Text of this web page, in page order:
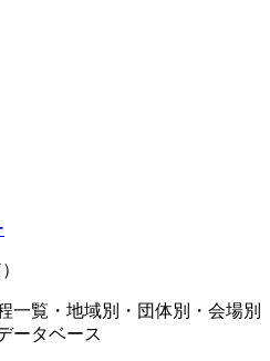
一覧・地域別・団体別・会場別
ータベース